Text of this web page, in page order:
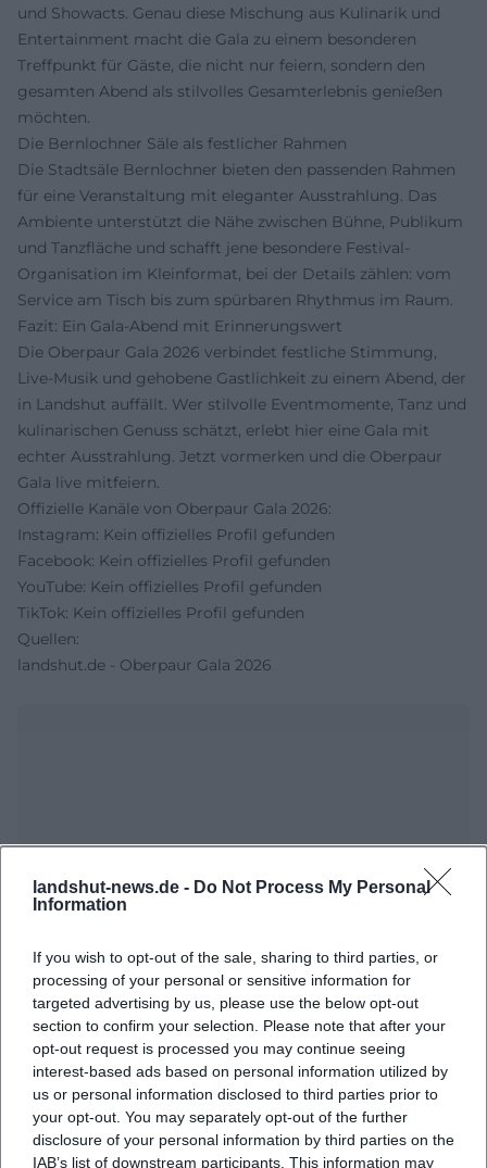
landshut-news.de - Do Not Process My Personal
Information
If you wish to opt-out of the sale, sharing to third parties, or
processing of your personal or sensitive information for
targeted advertising by us, please use the below opt-out
section to confirm your selection. Please note that after your
opt-out request is processed you may continue seeing
interest-based ads based on personal information utilized by
us or personal information disclosed to third parties prior to
your opt-out. You may separately opt-out of the further
disclosure of your personal information by third parties on the
IAB’s list of downstream participants. This information may
und Showacts. Genau diese Mischung aus Kulinarik und
Entertainment macht die Gala zu einem besonderen
Treffpunkt für Gäste, die nicht nur feiern, sondern den
gesamten Abend als stilvolles Gesamterlebnis genießen
möchten.
Die Bernlochner Säle als festlicher Rahmen
Die Stadtsäle Bernlochner bieten den passenden Rahmen
für eine Veranstaltung mit eleganter Ausstrahlung. Das
Ambiente unterstützt die Nähe zwischen Bühne, Publikum
und Tanzfläche und schafft jene besondere Festival-
Organisation im Kleinformat, bei der Details zählen: vom
Service am Tisch bis zum spürbaren Rhythmus im Raum.
Fazit: Ein Gala-Abend mit Erinnerungswert
Die Oberpaur Gala 2026 verbindet festliche Stimmung,
Live-Musik und gehobene Gastlichkeit zu einem Abend, der
in Landshut auffällt. Wer stilvolle Eventmomente, Tanz und
kulinarischen Genuss schätzt, erlebt hier eine Gala mit
echter Ausstrahlung. Jetzt vormerken und die Oberpaur
Gala live mitfeiern.
Offizielle Kanäle von Oberpaur Gala 2026:
Instagram: Kein offizielles Profil gefunden
Facebook: Kein offizielles Profil gefunden
YouTube: Kein offizielles Profil gefunden
TikTok: Kein offizielles Profil gefunden
Quellen:
landshut.de - Oberpaur Gala 2026
Open in Google Maps